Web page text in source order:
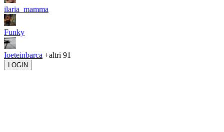
ilaria_mamma
Funky
Ioeteinbarca +altri 91
LOGIN